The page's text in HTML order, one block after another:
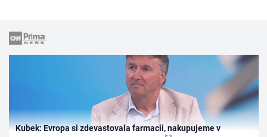
Kubek: Evropa si zdevastovala farmacii, nakupujeme v